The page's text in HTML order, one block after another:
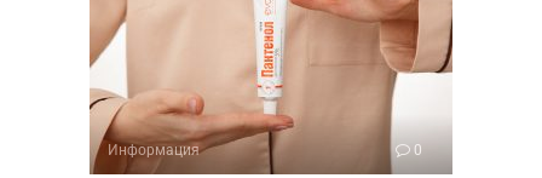
Информация 0